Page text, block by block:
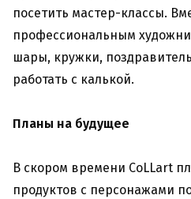
посетить мастер-классы.
профессиональным
шары, кружки,
работать с калькой.
Планы на будущее
В скором времени CoLLart
продуктов с персонажами